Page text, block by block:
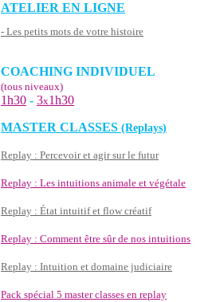
ATELIER EN LIGNE
- Les petits mots de votre histoire
COACHING INDIVIDUEL
(tous niveaux)
1h30 - 3x1h30
MASTER CLASSES (Replays)
Replay : Percevoir et agir sur le futur
Replay : Les intuitions animale et végétale
Replay : État intuitif et flow créatif
Replay : Comment être sûr de nos intuitions
Replay : Intuition et domaine judiciaire
Pack spécial 5 master classes en replay